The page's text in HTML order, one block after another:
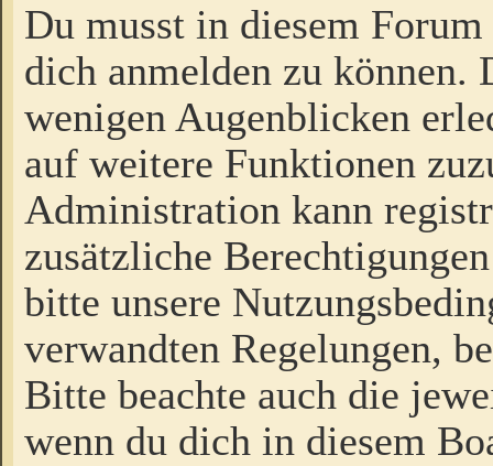
Du musst in diesem
dich anmelden zu
wenigen Augenblicken
auf weitere Funktionen
Administration kann
zusätzliche
bitte unsere
verwandten Regelungen,
Bitte beachte auch die
wenn du dich in diesem